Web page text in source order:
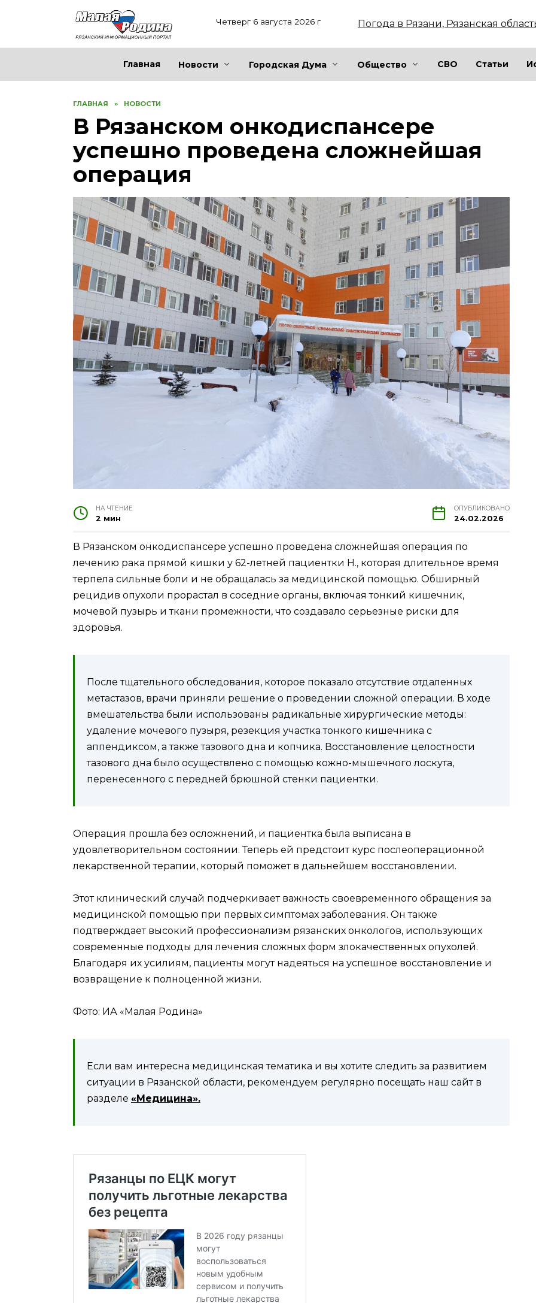
Четверг 6 августа 2026 г Погода в Рязани, Рязанская
Главная Новости Городская Дума Общество СВО Статьи
ГЛАВНАЯ » НОВОСТИ
В Рязанском онкодиспансере
успешно проведена сложнейшая
операция
НА ЧТЕНИЕ
2 мин
ОПУБЛИКОВАНО
24.02.2026
В Рязанском онкодиспансере успешно проведена сложнейшая операция по
лечению рака прямой кишки у 62-летней пациентки Н., которая длительное время
терпела сильные боли и не обращалась за медицинской помощью. Обширный
рецидив опухоли прорастал в соседние органы, включая тонкий кишечник,
мочевой пузырь и ткани промежности, что создавало серьезные риски для
здоровья.
После тщательного обследования, которое показало отсутствие отдаленных
метастазов, врачи приняли решение о проведении сложной операции. В ходе
вмешательства были использованы радикальные хирургические методы:
удаление мочевого пузыря, резекция участка тонкого кишечника с
аппендиксом, а также тазового дна и копчика. Восстановление целостности
тазового дна было осуществлено с помощью кожно-мышечного лоскута,
перенесенного с передней брюшной стенки пациентки.
Операция прошла без осложнений, и пациентка была выписана в
удовлетворительном состоянии. Теперь ей предстоит курс послеоперационной
лекарственной терапии, который поможет в дальнейшем восстановлении.
Этот клинический случай подчеркивает важность своевременного обращения за
медицинской помощью при первых симптомах заболевания. Он также
подтверждает высокий профессионализм рязанских онкологов, использующих
современные подходы для лечения сложных форм злокачественных опухолей.
Благодаря их усилиям, пациенты могут надеяться на успешное восстановление и
возвращение к полноценной жизни.
Фото: ИА «Малая Родина»
Если вам интересна медицинская тематика и вы хотите следить за развитием
ситуации в Рязанской области, рекомендуем регулярно посещать наш сайт в
разделе «Медицина».